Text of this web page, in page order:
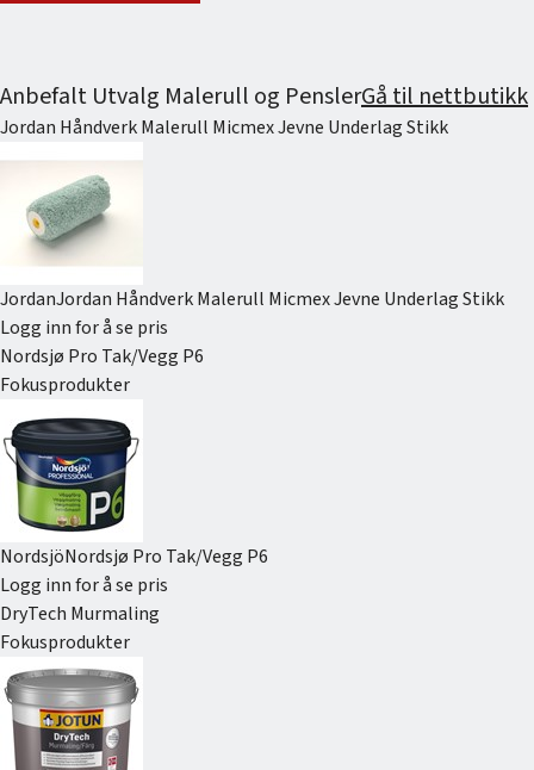
Anbefalt Utvalg Malerull og PenslerGå til nettbutikk
Jordan Håndverk Malerull Micmex Jevne Underlag Stikk
JordanJordan Håndverk Malerull Micmex Jevne Underlag Stikk
Logg inn for å se pris
Nordsjø Pro Tak/Vegg P6
Fokusprodukter
NordsjöNordsjø Pro Tak/Vegg P6
Logg inn for å se pris
DryTech Murmaling
Fokusprodukter